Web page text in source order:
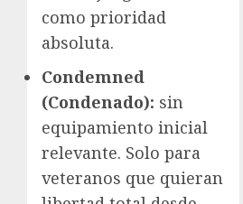
como prioridad
absoluta.
Condemned
(Condenado): sin
equipamiento inicial
relevante. Solo para
veteranos que quieran